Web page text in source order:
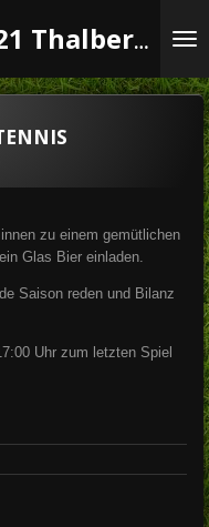
SV Grün - Weiß 21 Thalberg e.V.
zu einem gemütlichen
Glas Bier einladen.
Saison reden und Bilanz
Uhr zum letzten Spiel